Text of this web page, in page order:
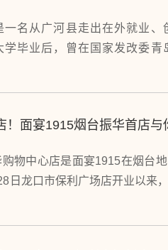
一名从广河县走出在外就业、
学毕业后，曾在国家发改委青
！面宴1915烟台振华首店与
物中心店是面宴1915在烟台
日龙口市保利广场店开业以来